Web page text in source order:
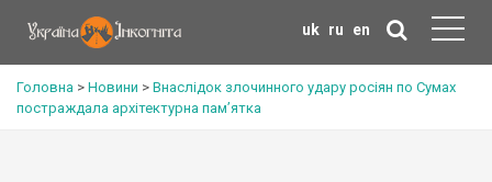
uk ru en
Головна > Новини > Внаслідок злочинного удару росіян по Сумах
постраждала архітектурна пам’ятка